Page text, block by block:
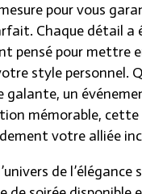
pour vous
Chaque détail a
pensé pour mettre
style personnel.
galante, un
mémorable, cette
votre alliée
de